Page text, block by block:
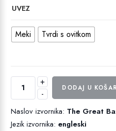
UVEZ
Meki Tvrdi s ovitkom
-
Veličanstveni
Brayanovo
zlato
+
DODAJ U
Naslov izvornika: The Great
Jezik izvornika: engleski